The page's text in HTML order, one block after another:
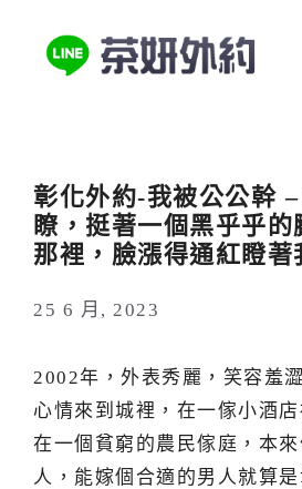
彰化外約-我被公公幹
瞭，挺著一個黑乎乎
那裡，臉漲得通紅瞪著
25 6 月, 2023
2002年，外表秀麗，笑容羞
心情來到城裡，在一傢小酒
在一個貧窮的農民傢庭，本
人，能嫁個合適的男人就算